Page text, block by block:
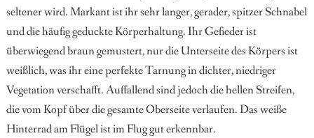
seltener wird. Markant ist ihr sehr langer, gerader, spitzer Schnabel
und die häufig geduckte Körperhaltung. Ihr Gefieder ist
überwiegend braun gemustert, nur die Unterseite des Körpers ist
weißlich, was ihr eine perfekte Tarnung in dichter, niedriger
Vegetation verschafft. Auffallend sind jedoch die hellen Streifen,
die vom Kopf über die gesamte Oberseite verlaufen. Das weiße
Hinterrad am Flügel ist im Flug gut erkennbar.